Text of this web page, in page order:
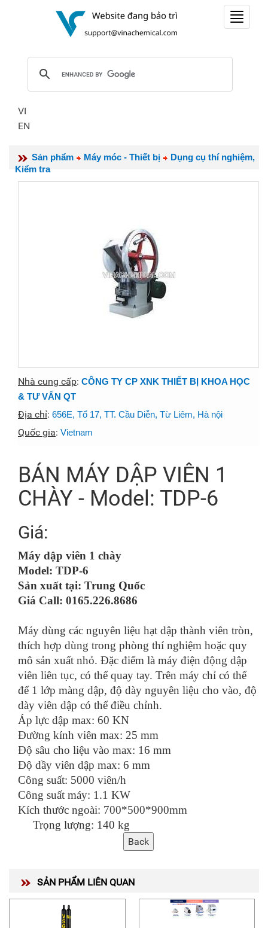
Toggle
VI
EN
Sản phẩm Máy móc - Thiết bị
Dụng cụ thí nghiệm,
Kiểm tra
Nhà cung cấp: CÔNG TY CP XNK THIẾT BỊ KHOA HỌC
& TƯ VẤN QT
Địa chỉ: 656E, Tổ 17, TT. Cầu Diễn, Từ Liêm, Hà nội
Quốc gia: Vietnam
BÁN MÁY DẬP VIÊN 1
CHÀY - Model: TDP-6
Giá:
Máy dập viên 1 chày
Model: TDP-6
Sản xuất tại: Trung Quốc
Giá Call: 0165.226.8686
Máy dùng các nguyên liệu hạt dập thành viên tròn,
thích hợp dùng trong phòng thí nghiệm hoặc quy
mô sản xuất nhỏ. Đặc điểm là máy điện động dập
viên liên tục, có thể quay tay. Trên máy chỉ có thể
để 1 lớp màng dập, độ dày nguyên liệu cho vào, độ
dày viên dập có thể điều chỉnh.
Áp lực dập max: 60 KN
Đường kính viên max: 25 mm
Độ sâu cho liệu vào max: 16 mm
Độ dầy viên dập max: 6 mm
Công suất: 5000 viên/h
Công suất máy: 1.1 KW
Kích thước ngoài: 700*500*900mm
Trọng lượng: 140 kg
SẢN PHẨM LIÊN QUAN